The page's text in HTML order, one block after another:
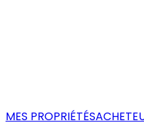
MES PROPRIÉTÉS